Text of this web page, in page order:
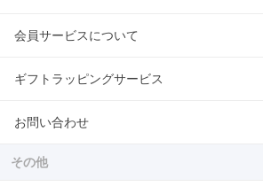
会員サービスについて
ギフトラッピングサービス
お問い合わせ
その他